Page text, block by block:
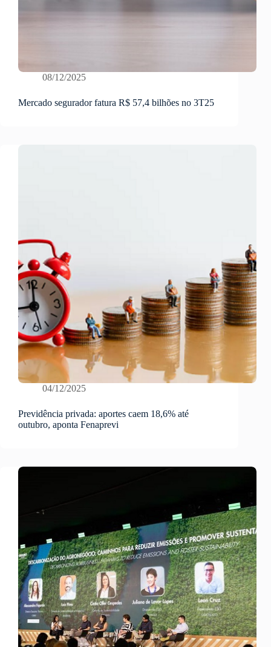
08/12/2025
Mercado segurador fatura R$ 57,4 bilhões no 3T25
04/12/2025
Previdência privada: aportes caem 18,6% até
outubro, aponta Fenaprevi